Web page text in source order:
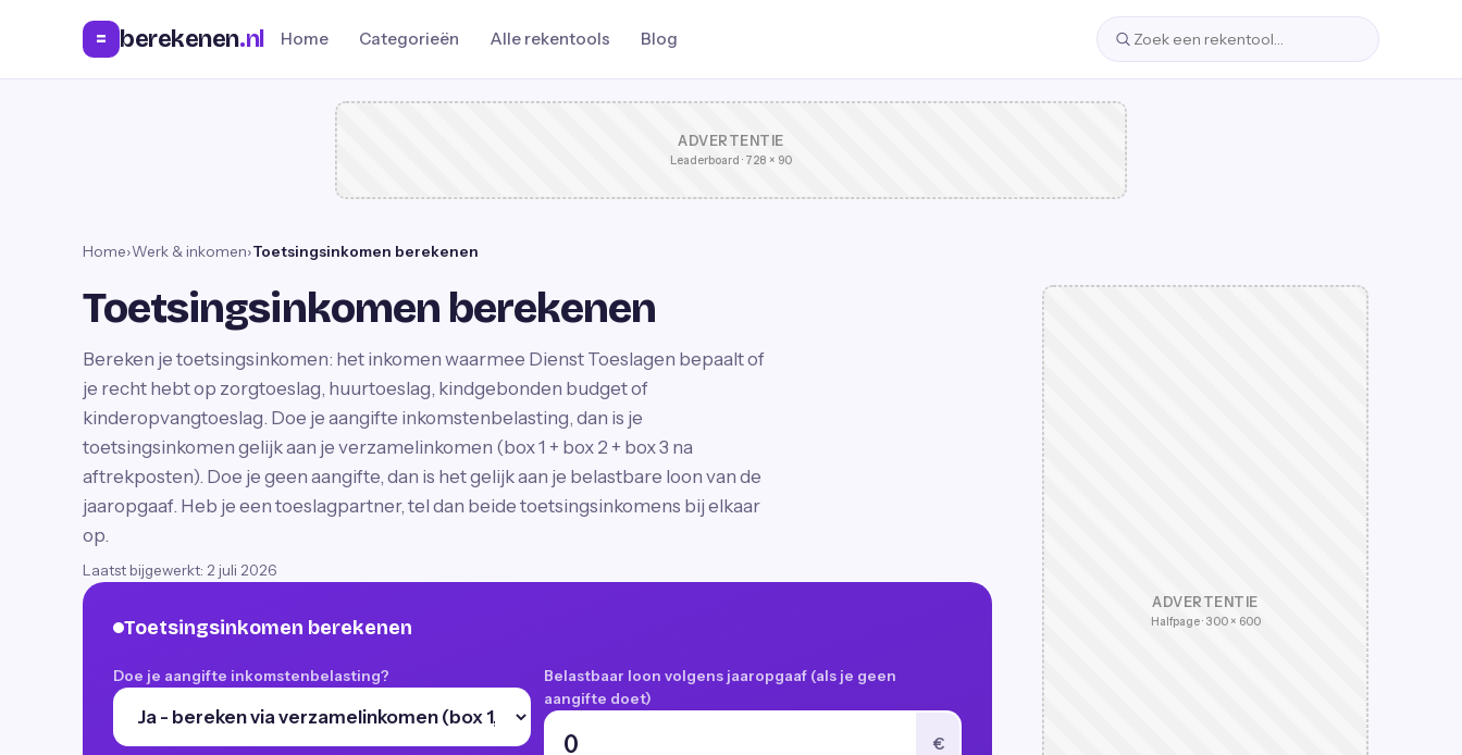
= berekenen.nl Home Categorieën Alle rekentools Blog
ADVERTENTIE
Leaderboard · 728 × 90
Home›Werk & inkomen›Toetsingsinkomen berekenen
Toetsingsinkomen berekenen
Bereken je toetsingsinkomen: het inkomen waarmee Dienst Toeslagen bepaalt of
je recht hebt op zorgtoeslag, huurtoeslag, kindgebonden budget of
kinderopvangtoeslag. Doe je aangifte inkomstenbelasting, dan is je
toetsingsinkomen gelijk aan je verzamelinkomen (box 1 + box 2 + box 3 na
aftrekposten). Doe je geen aangifte, dan is het gelijk aan je belastbare loon van de
jaaropgaaf. Heb je een toeslagpartner, tel dan beide toetsingsinkomens bij elkaar
op.
Laatst bijgewerkt: 2 juli 2026
Toetsingsinkomen berekenen
Doe je aangifte inkomstenbelasting?
Belastbaar loon volgens jaaropgaaf (als je geen
aangifte doet)
€
ADVERTENTIE
Halfpage · 300 × 600